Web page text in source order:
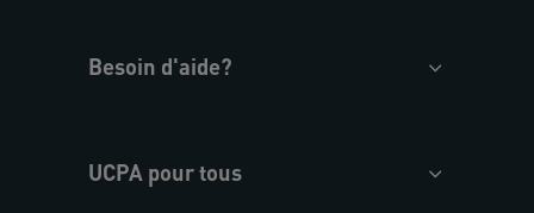
Besoin d'aide?
UCPA pour tous